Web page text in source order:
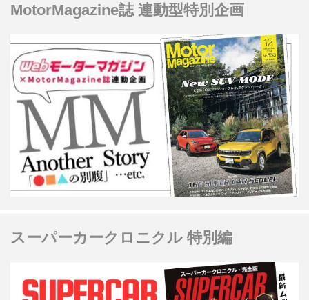
MotorMagazine誌 連動型特別企画
スーパーカークロニクル 特別編